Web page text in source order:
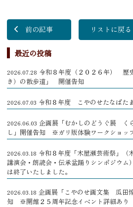
前の記事 リストに戻る
最近の投稿
2026.07.28 令和８年度（２０２６年） 歴
き）の散歩道」 開催告知
2026.07.03 令和８年度 こやのせたなばた
2026.06.03 企画展「むかしのどうぐ展 く
し」開催告知 ※ガリ版体験ワークショッ
2026.03.18 令和８年度「木屋瀬芸術祭」（
講演会・朗読会・伝承盆踊りシンポジウ
は終了いたしました。
2026.03.18 企画展「こやのせ画文集 瓜田
知 ※開館２５周年記念イベント詳細あり